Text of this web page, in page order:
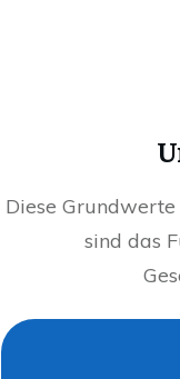
Diese
sind das